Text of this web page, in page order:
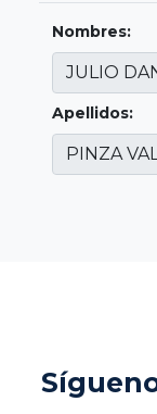
Nombres:
Apellidos: